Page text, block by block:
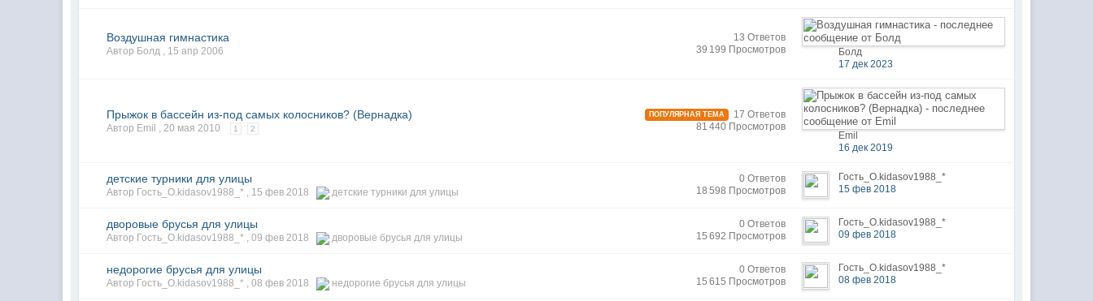
Воздушная гимнастика
Автор Болд , 15 апр 2006
13 Ответов
39 199 Просмотров
Болд
17 дек 2023
Прыжок в бассейн из-под самых колосников? (Вернадка)
Автор Emil ,20 мая 2010 1 2
ПОПУЛЯРНАЯ ТЕМА
17 Ответов
81 440 Просмотров
Emil
16 дек 2019
детские турники для улицы
Автор Гость_O.kidasov1988_* , 15 фев 2018 детские турники для улицы
0 Ответов
18 598 Просмотров
Гость_O.kidasov1988_*
15 фев 2018
дворовые брусья для улицы
Автор Гость_O.kidasov1988_* ,09 фев 2018 дворовые брусья для улицы
0 Ответов
15 692 Просмотров
Гость_O.kidasov1988_*
09 фев 2018
недорогие брусья для улицы
Автор Гость_O.kidasov1988_* ,08 фев 2018 недорогие брусья для улицы
0 Ответов
15 615 Просмотров
Гость_O.kidasov1988_*
08 фев 2018